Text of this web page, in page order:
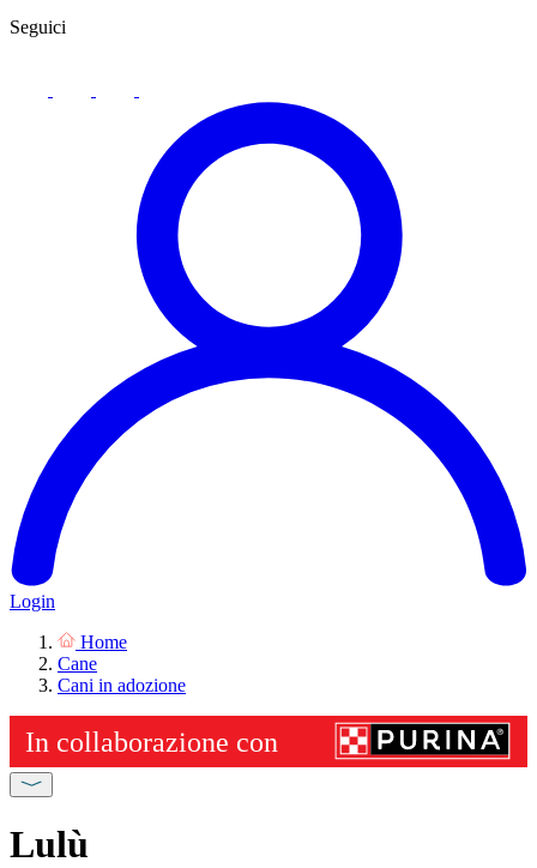
Seguici
Login
Home
Cane
Cani in adozione
Lulù